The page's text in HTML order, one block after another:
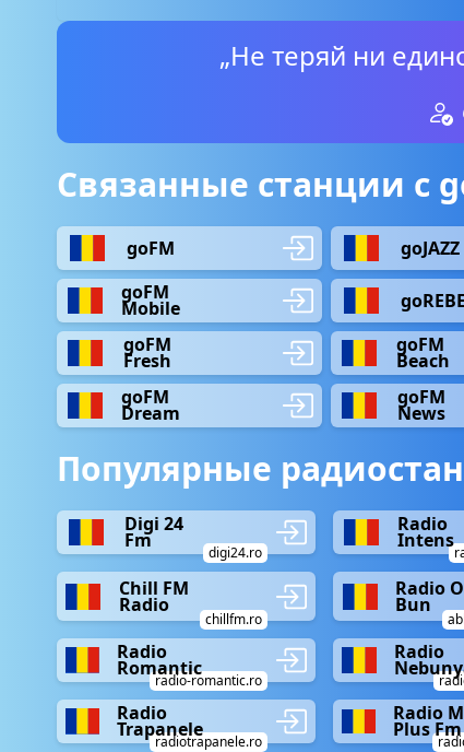
„Не теряй ни
Связанные станции с
goFM goJAZZ
goFM
Mobile
goFM
Fresh
goFM
Beach
goFM
Dream
goFM
News
Популярные
Digi 24
Fm
digi24.ro
Radio
Intens
Chill FM
Radio
chillfm.ro
Radio
Bun
Radio
Romantic
radio-romantic.ro
Radio
Radio
Trapanele
radiotrapanele.ro
Radio M
Plus Fm